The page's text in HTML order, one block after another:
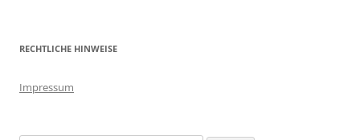
RECHTLICHE HINWEISE
Impressum